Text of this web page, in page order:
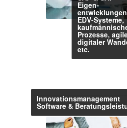
Eigen-
EDV-Systeme,
Prozesse,
digitaler
etc.
Innovationsmanagement
Software &